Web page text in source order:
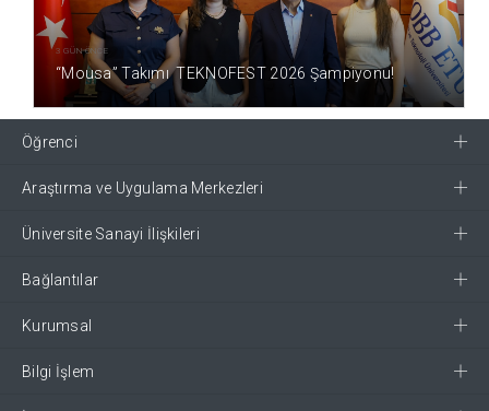
3 GÜN ÖNCE
“Mousa” Takımı TEKNOFEST 2026 Şampiyonu!
Öğrenci
Araştırma ve Uygulama Merkezleri
Üniversite Sanayi İlişkileri
Bağlantılar
Kurumsal
Bilgi İşlem